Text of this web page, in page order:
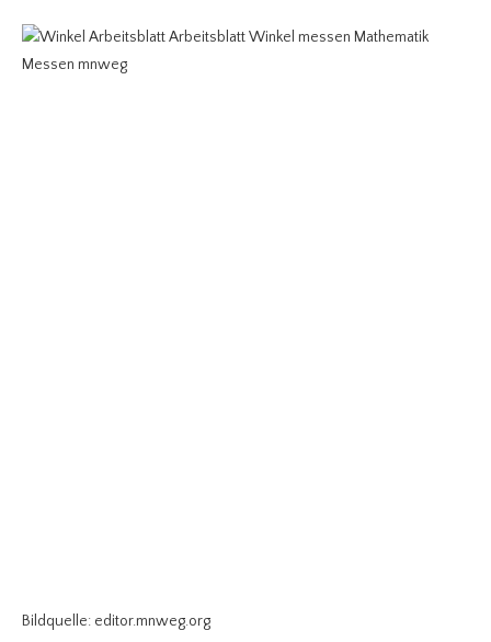
Bildquelle: editor.mnweg.org